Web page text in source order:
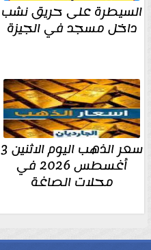
السيطرة على حريق نشب
داخل مسجد في الجيزة
سعر الذهب اليوم الاثنين 3
أغسطس 2026 في
محلات الصاغة